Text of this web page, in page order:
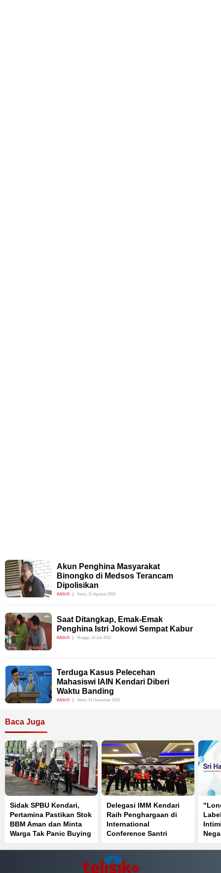
Akun Penghina Masyarakat
Binongko di Medsos Terancam
Dipolisikan
KASUS Senin, 31 Agustus 2020
Saat Ditangkap, Emak-Emak
Penghina Istri Jokowi Sempat Kabur
KASUS Minggu, 24 Juli 2022
Terduga Kasus Pelecehan
Mahasiswi IAIN Kendari Diberi
Waktu Banding
KASUS Senin, 21 Desember 2020
Baca Juga
Sidak SPBU Kendari,
Pertamina Pastikan Stok
BBM Aman dan Minta
Warga Tak Panic Buying
Delegasi IMM Kendari
Raih Penghargaan di
International
Conference Santri